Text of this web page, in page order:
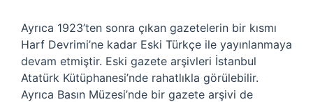
Ayrıca 1923’ten sonra çıkan gazetelerin bir kısmı
Harf Devrimi’ne kadar Eski Türkçe ile yayınlanmaya
devam etmiştir. Eski gazete arşivleri İstanbul
Atatürk Kütüphanesi’nde rahatlıkla görülebilir.
Ayrıca Basın Müzesi’nde bir gazete arşivi de